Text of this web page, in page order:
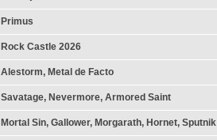
Primus
Rock Castle 2026
Alestorm, Metal de Facto
Savatage, Nevermore, Armored Saint
Mortal Sin, Gallower, Morgarath, Hornet, Sputnik